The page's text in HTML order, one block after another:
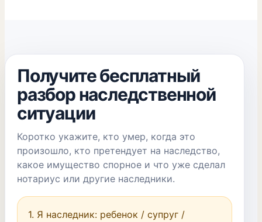
Получите бесплатный
разбор наследственной
ситуации
Коротко укажите, кто умер, когда это
произошло, кто претендует на наследство,
какое имущество спорное и что уже сделал
нотариус или другие наследники.
1. Я наследник: ребенок / супруг /